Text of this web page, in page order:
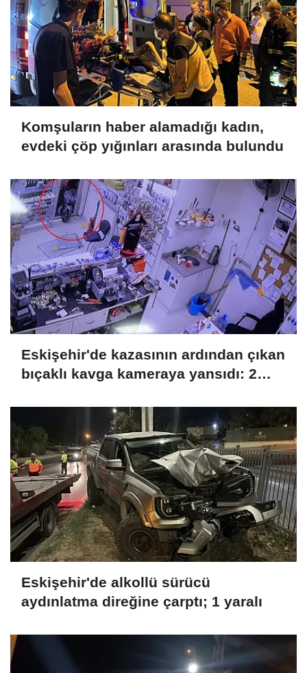
Komşuların haber alamadığı kadın,
evdeki çöp yığınları arasında bulundu
Eskişehir'de kazasının ardından çıkan
bıçaklı kavga kameraya yansıdı: 2
Eskişehir'de alkollü sürücü
aydınlatma direğine çarptı; 1 yaralı